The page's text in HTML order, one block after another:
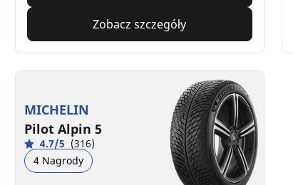
Zobacz szczegóły
MICHELIN
Pilot Alpin 5
4.7/5 (316)
4 Nagrody